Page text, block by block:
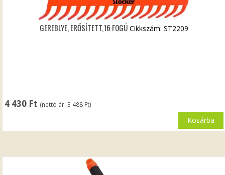
GEREBLYE, ERŐSÍTETT,16 FOGÚ
4 430 Ft (nettó ár:3 488 Ft)
Cikkszám: ST2209
Kosárba